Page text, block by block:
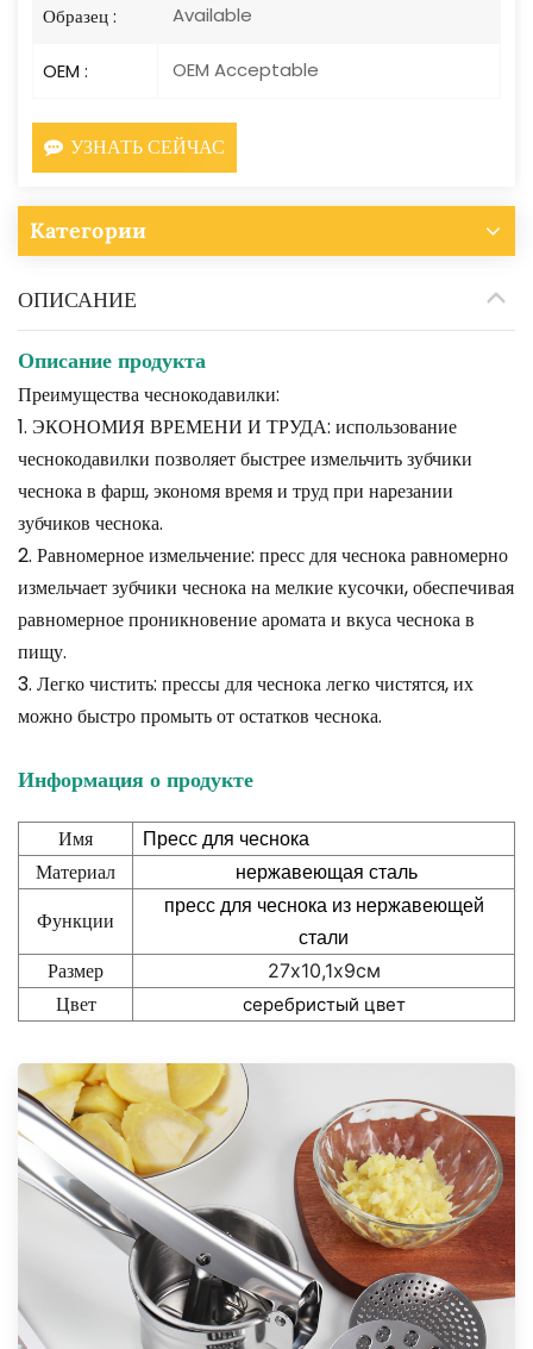
Образец : Available
OEM : OEM Acceptable
УЗНАТЬ СЕЙЧАС
Категории
ОПИСАНИЕ
Описание продукта
Преимущества чеснокодавилки:
1. ЭКОНОМИЯ ВРЕМЕНИ И ТРУДА: использование
чеснокодавилки позволяет быстрее измельчить зубчики
чеснока в фарш, экономя время и труд при нарезании
зубчиков чеснока.
2. Равномерное измельчение: пресс для чеснока равномерно
измельчает зубчики чеснока на мелкие кусочки, обеспечивая
равномерное проникновение аромата и вкуса чеснока в
пищу.
3. Легко чистить: прессы для чеснока легко чистятся, их
можно быстро промыть от остатков чеснока.
Информация о продукте
Имя Пресс для чеснока
Материал нержавеющая сталь
Функции
пресс для чеснока из нержавеющей
стали
Размер 27х10,1х9см
Цвет серебристый цвет